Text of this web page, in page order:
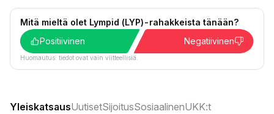
Mitä mieltä olet Lympid (LYP)-rahakkeista tänään?
Positiivinen
Negatiivinen
Huomautus: tiedot ovat vain viitteellisiä.
YleiskatsausUutisetSijoitusSosiaalinenUKK:t